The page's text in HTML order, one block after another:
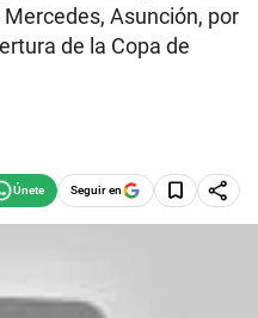
Asunción, por
de la Copa de
Seguir en